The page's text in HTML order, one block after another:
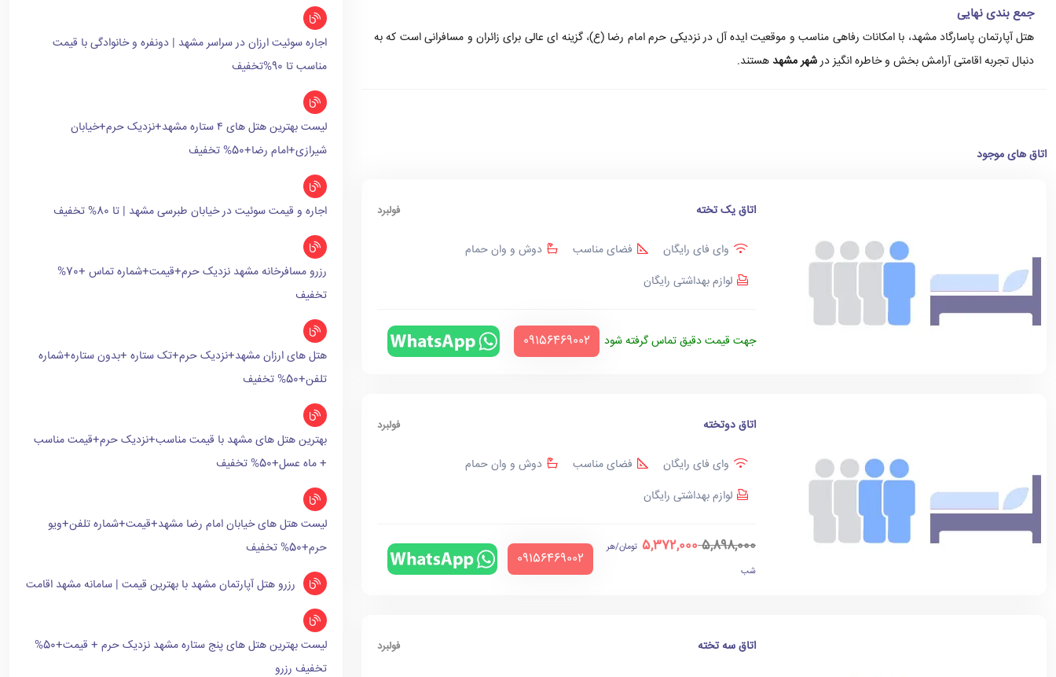
جمع بندی نهایی
هتل آپارتمان پاسارگاد مشهد، با امکانات رفاهی مناسب و موقعیت ایده آل در نزدیکی حرم امام رضا (ع)، گزینه ای عالی برای زائران و مسافرانی است که به
دنبال تجربه اقامتی آرامش بخش و خاطره انگیز درشهر مشهدهستند.
اتاق های موجود
اتاق یک تخته فولبرد
وای فای رایگان فضای مناسب
دوش و وان حمام
لوازم بهداشتی رایگان
جهت قیمت دقیق تماس گرفته شود ‪09156469002‬
اتاق دوتخته فولبرد
وای فای رایگان فضای مناسب
دوش و وان حمام
لوازم بهداشتی رایگان
5,898,000
5,372,000 تومان/هر
شب
‪09156469002‬
اتاق سه تخته فولبرد
اجاره سوئیت ارزان در سراسر مشهد | دونفره و خانوادگی با قیمت
مناسب تا 90%تخفیف
لیست بهترین هتل های ۴ ستاره مشهد+نزدیک حرم+خیابان
شیرازی+امام رضا+50% تخفیف
اجاره و قیمت سوئیت در خیابان طبرسی مشهد | تا 80% تخفیف
رزرو مسافرخانه مشهد نزدیک حرم+قیمت+شماره تماس +70%
تخفیف
هتل های ارزان مشهد+نزدیک حرم+تک ستاره +بدون ستاره+شماره
تلفن+50% تخفیف
بهترین هتل های مشهد با قیمت مناسب+نزدیک حرم+قیمت مناسب
+ ماه عسل+50% تخفیف
لیست هتل های خیابان امام رضا مشهد+قیمت+شماره تلفن+ویو
حرم+50% تخفیف
رزرو هتل آپارتمان مشهد با بهترین قیمت | سامانه مشهد اقامت
لیست بهترین هتل های پنج ستاره مشهد نزدیک حرم + قیمت+50%
تخفیف رزرو